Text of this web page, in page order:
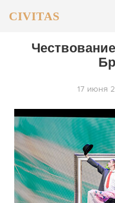
CIVITAS
ОБЩЕСТВО
17 июня